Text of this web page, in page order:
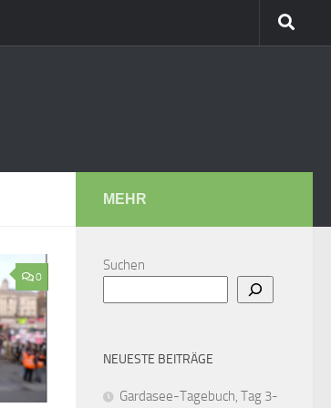
0
MEHR
Suchen
NEUESTE BEITRÄGE
Gardasee-Tagebuch, Tag 3-